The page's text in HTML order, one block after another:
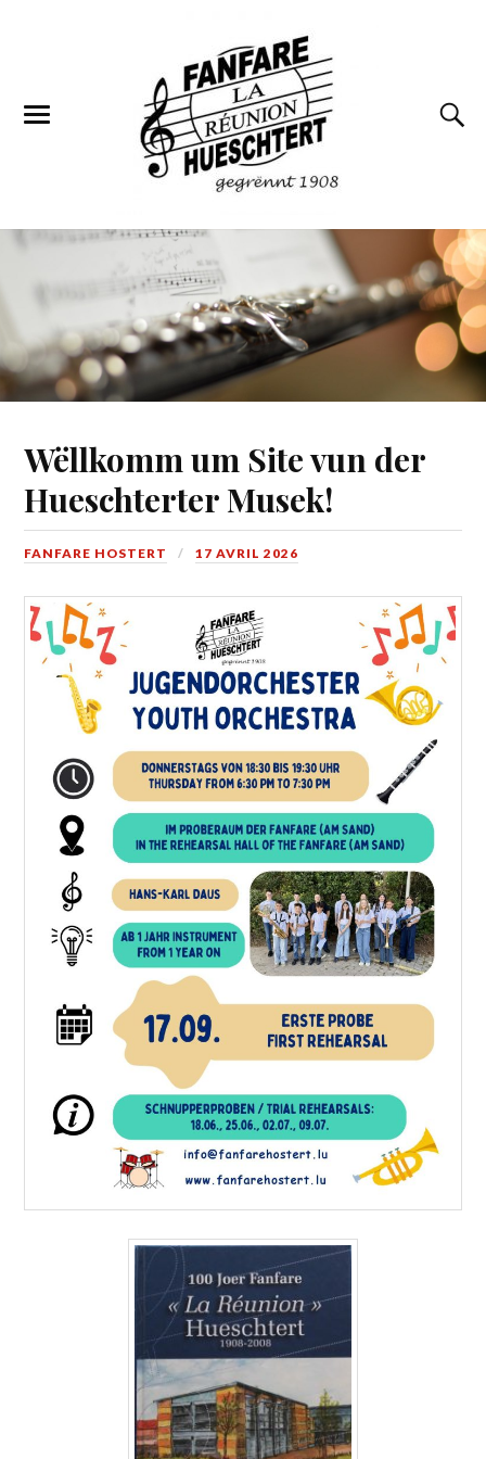
Wëllkomm um Site vun der
Hueschterter Musek!
FANFARE HOSTERT 17 AVRIL 2026